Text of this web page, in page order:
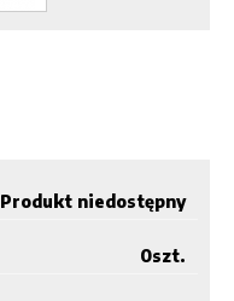
Produkt niedostępny
szt.
0